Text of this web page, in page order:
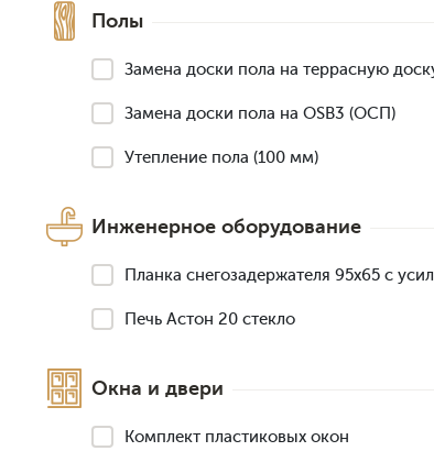
Полы
Замена доски пола на террасную
Замена доски пола на OSB3 (ОСП)
Утепление пола (100 мм)
Инженерное оборудование
Планка снегозадержателя 95х65 с
Печь Астон 20 стекло
Окна и двери
Комплект пластиковых окон